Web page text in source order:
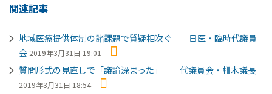
関連記事
地域医療提供体制の諸課題で質疑相次ぐ 日医・臨時代議員
会 2019年3月31日 19:01
質問形式の見直しで「議論深まった」 代議員会・柵木議長
2019年3月31日 18:54